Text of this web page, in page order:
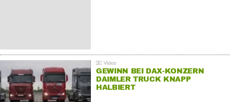
GEWINN BEI DAX-KONZERN
DAIMLER TRUCK KNAPP
HALBIERT